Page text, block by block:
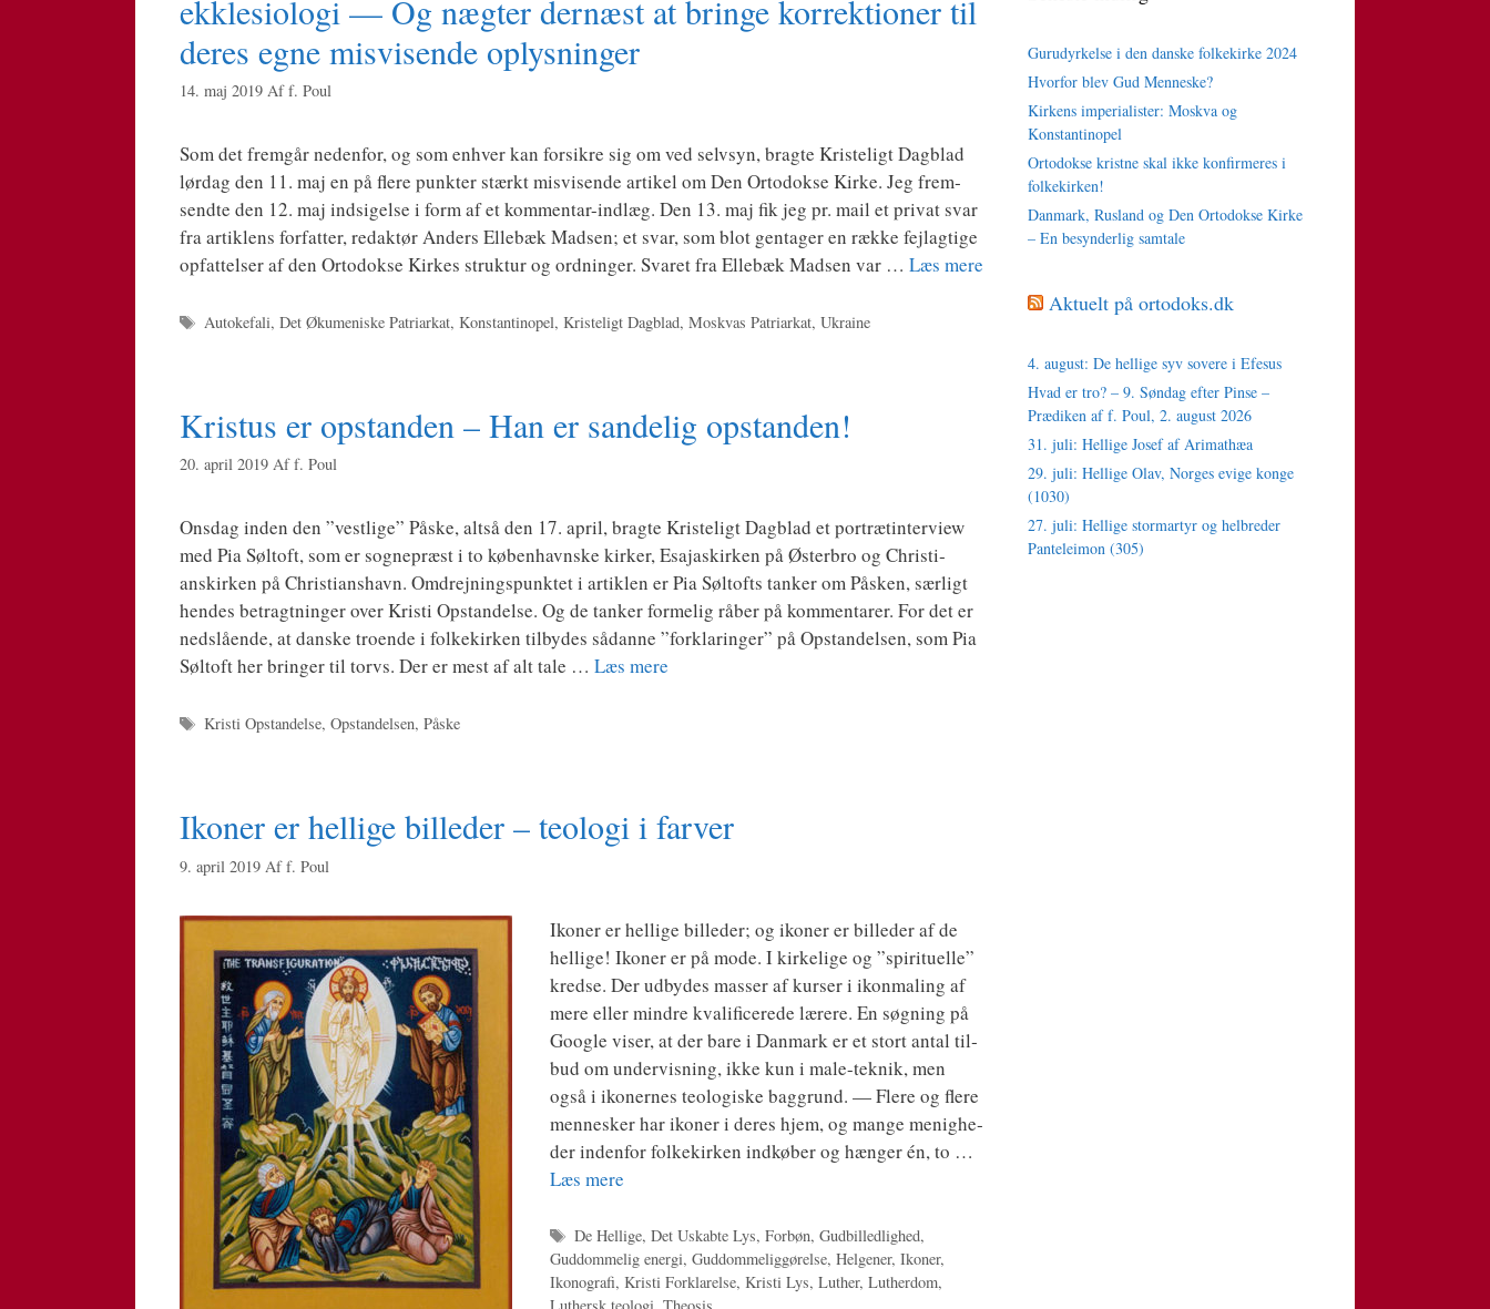
ekklesiologi — Og nægter dernæst at bringe korrektioner til
deres egne misvisende oplysninger
14. maj 2019 Aff. Poul
Som det frem­går neden­for, og som enhver kan for­sik­re sig om ved selv­syn, brag­te Kri­ste­ligt Dag­blad
lør­dag den 11. maj en på fle­re punk­ter stærkt mis­vi­sen­de arti­kel om Den Orto­dok­se Kir­ke. Jeg frem­
send­te den 12. maj ind­si­gel­se i form af et kom­­men­tar-ind­læg. Den 13. maj fik jeg pr. mail et pri­vat svar
fra artik­lens for­fat­ter, redak­tør Anders Elle­bæk Mad­sen; et svar, som blot gen­ta­ger en ræk­ke fejl­ag­ti­ge
opfat­tel­ser af den Orto­dok­se Kir­kes struk­tur og ord­nin­ger. Sva­ret fra Elle­bæk Mad­sen var … Læs mere
Tags
Autokefali, Det Økumeniske Patriarkat, Konstantinopel, Kristeligt Dagblad, Moskvas Patriarkat, Ukraine
Kristus er opstanden – Han er sandelig opstanden!
20. april 2019 Aff. Poul
Ons­dag inden den ”vest­li­ge” Påske, alt­så den 17. april, brag­te Kri­ste­ligt Dag­blad et portrætin­ter­view
med Pia Sølt­oft, som er sog­ne­præst i to køben­havn­ske kir­ker, Esa­ja­skir­ken på Øster­bro og Chri­sti­
anskir­ken på Chri­sti­ans­havn. Omdrej­nings­punk­tet i artik­len er Pia Sølt­ofts tan­ker om Påsken, sær­ligt
hen­des betragt­nin­ger over Kri­sti Opstan­del­se. Og de tan­ker for­me­lig råber på kom­men­ta­rer. For det er
ned­slå­en­de, at dan­ske tro­en­de i fol­kekir­ken til­by­des sådan­ne ”for­kla­rin­ger” på Opstan­del­sen, som Pia
Sølt­oft her brin­ger til torvs. Der er mest af alt tale … Læs mere
Tags
Kristi Opstandelse, Opstandelsen, Påske
Ikoner er hellige billeder – teologi i farver
9. april 2019 Aff. Poul
Iko­ner er hel­li­ge bil­le­der; og iko­ner er bil­le­der af de
hel­li­ge! Iko­ner er på mode. I kir­ke­li­ge og ”spi­ri­tu­el­le”
kred­se. Der udby­des mas­ser af kur­ser i ikon­ma­ling af
mere eller min­dre kva­li­fi­ce­re­de lære­re. En søg­ning på
Goog­le viser, at der bare i Dan­mark er et stort antal til­
bud om under­vis­ning, ikke kun i male-tek­­nik, men
også i iko­ner­nes teo­lo­gi­ske bag­grund. — Fle­re og fle­re
men­ne­sker har iko­ner i deres hjem, og man­ge menig­he­
der inden­for fol­kekir­ken ind­kø­ber og hæn­ger én, to …
Læs mere
Tags
De Hellige, Det Uskabte Lys, Forbøn, Gudbilledlighed,
Guddommelig energi, Guddommeliggørelse, Helgener, Ikoner,
Ikonografi, Kristi Forklarelse, Kristi Lys, Luther, Lutherdom,
Gurudyrkelse i den danske folkekirke 2024
Hvorfor blev Gud Menneske?
Kirkens imperialister: Moskva og
Konstantinopel
Ortodokse kristne skal ikke konfirmeres i
folkekirken!
Danmark, Rusland og Den Ortodokse Kirke
– En besynderlig samtale
Aktuelt på ortodoks.dk
4. august: De hellige syv sovere i Efesus
Hvad er tro? – 9. Søndag efter Pinse –
Prædiken af f. Poul, 2. august 2026
31. juli: Hellige Josef af Arimathæa
29. juli: Hellige Olav, Norges evige konge
(1030)
27. juli: Hellige stormartyr og helbreder
Panteleimon (305)